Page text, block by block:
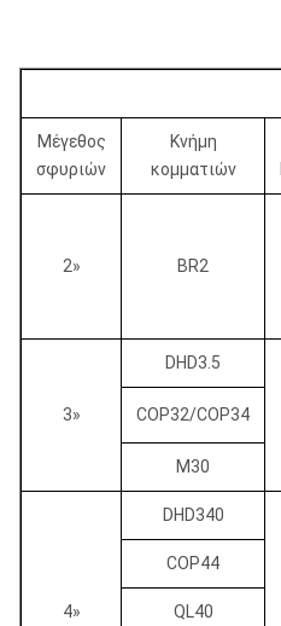
Μέγεθος
σφυριών
Κνήμη
κομματιών
2» BR2
3»
DHD3.5
COP32/COP34
M30
4»
DHD340
COP44
QL40